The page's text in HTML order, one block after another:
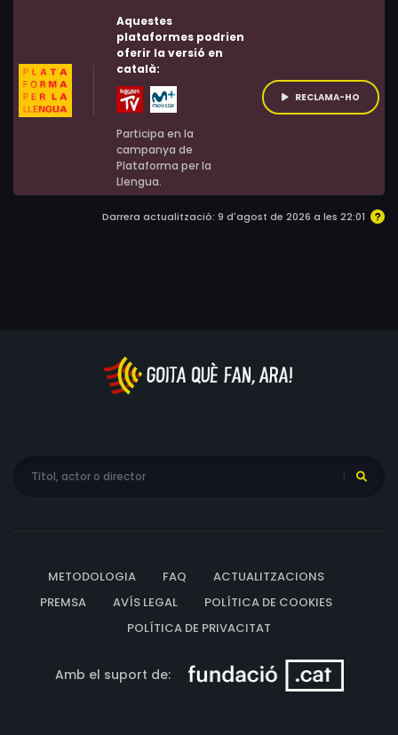
Aquestes
plataformes podrien
oferir la versió en
català:
Participa en la
campanya de
Plataforma per la
Llengua.
RECLAMA-HO
Darrera actualització: 9 d'agost de 2026 a les 22:01
METODOLOGIA FAQ
ACTUALITZACIONS
PREMSA
AVÍS LEGAL
POLÍTICA DE COOKIES
POLÍTICA DE PRIVACITAT
Amb el suport de: